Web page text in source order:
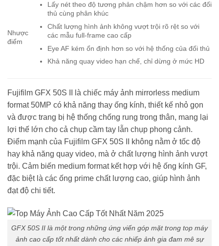
Nhược
điểm
Lấy nét theo độ tương phản chậm hơn so với các đối
thủ cùng phân khúc
Chất lượng hình ảnh không vượt trội rõ rệt so với
các mẫu full-frame cao cấp
Eye AF kém ổn định hơn so với hệ thống của đối thủ
Khả năng quay video hạn chế, chỉ dừng ở mức HD
Fujifilm GFX 50S II là chiếc máy ảnh mirrorless medium
format 50MP có khả năng thay ống kính, thiết kế nhỏ gọn
và được trang bị hệ thống chống rung trong thân, mang lại
lợi thế lớn cho cả chụp cầm tay lẫn chụp phong cảnh.
Điểm mạnh của Fujifilm GFX 50S II không nằm ở tốc độ
hay khả năng quay video, mà ở chất lượng hình ảnh vượt
trội. Cảm biến medium format kết hợp với hệ ống kính GF,
đặc biệt là các ống prime chất lượng cao, giúp hình ảnh
đạt độ chi tiết.
GFX 50S II là một trong những ứng viến góp mặt trong top máy
ảnh cao cấp tốt nhất dành cho các nhiếp ảnh gia đam mê sự